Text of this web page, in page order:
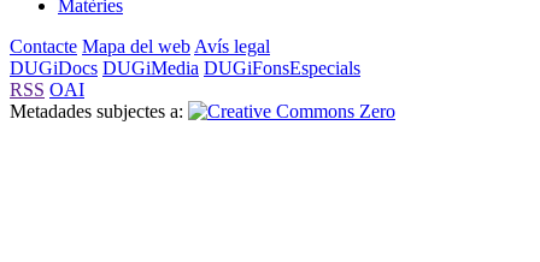
Matèries
Contacte Mapa del web Avís legal
DUGiDocs DUGiMedia DUGiFonsEspecials
RSS OAI
Metadades subjectes a: